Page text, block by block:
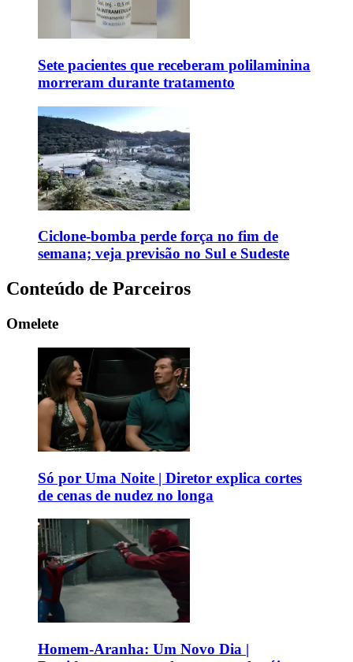
Sete pacientes que receberam polilaminina
morreram durante tratamento
Ciclone-bomba perde força no fim de
semana; veja previsão no Sul e Sudeste
Conteúdo de Parceiros
Omelete
Só por Uma Noite | Diretor explica cortes
de cenas de nudez no longa
Homem-Aranha: Um Novo Dia |